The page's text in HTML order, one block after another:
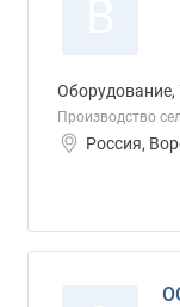
Оборудование,
Производство
Россия,